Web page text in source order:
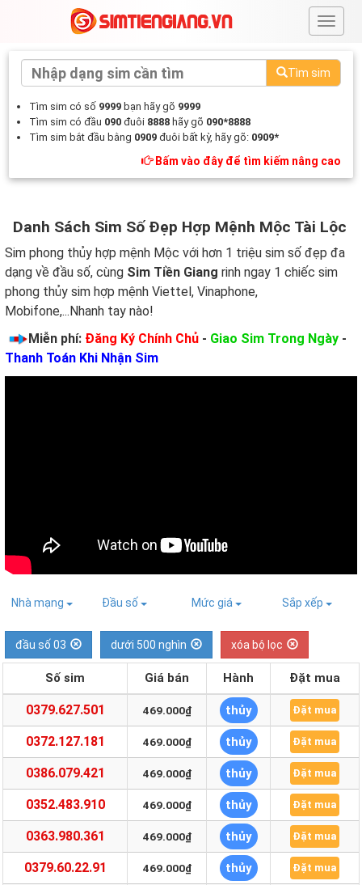
#
Tìm sim
Tìm sim có số 9999 bạn hãy gõ 9999
Tìm sim có đầu 090 đuôi 8888 hãy gõ 090*8888
Tìm sim bắt đầu bằng 0909 đuôi bất kỳ, hãy gõ: 0909*
Bấm vào đây để tìm kiếm nâng cao
Danh Sách Sim Số Đẹp Hợp Mệnh Mộc Tài Lộc
Sim phong thủy hợp mệnh Mộc với hơn 1 triệu sim số đẹp đa
dạng về đầu số, cùng Sim Tiền Giang rinh ngay 1 chiếc sim
phong thủy sim hợp mệnh Viettel, Vinaphone,
Mobifone,...Nhanh tay nào!
Miễn phí: Đăng Ký Chính Chủ - Giao Sim Trong Ngày -
Thanh Toán Khi Nhận Sim
Nhà mạng Đầu số Mức giá Sắp xếp
đầu số 03 dưới 500 nghìn xóa bộ lọc
Số sim Giá bán Hành Đặt mua
0379.627.501 469.000₫ thủy Đặt mua
0372.127.181 469.000₫ thủy Đặt mua
0386.079.421 469.000₫ thủy Đặt mua
0352.483.910 469.000₫ thủy Đặt mua
0363.980.361 469.000₫ thủy Đặt mua
0379.60.22.91 469.000₫ thủy Đặt mua